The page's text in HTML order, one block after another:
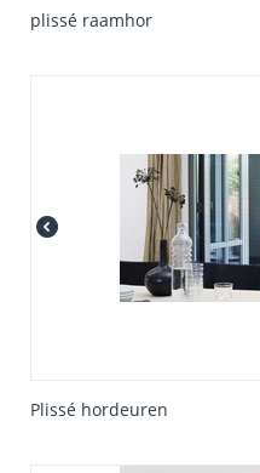
plissé raamhor
Plissé hordeuren